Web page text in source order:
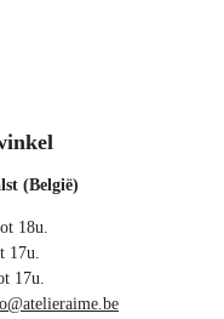
(België)
18u.
17u.
17u.